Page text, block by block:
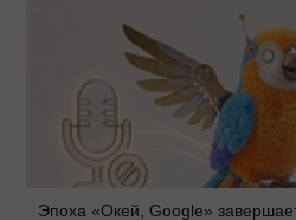
Эпоха «Окей, Google»